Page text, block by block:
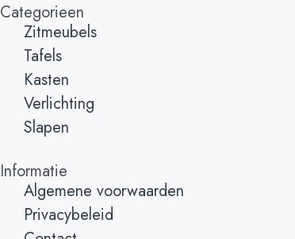
Categorieen
Zitmeubels
Tafels
Kasten
Verlichting
Slapen
Informatie
Algemene voorwaarden
Privacybeleid